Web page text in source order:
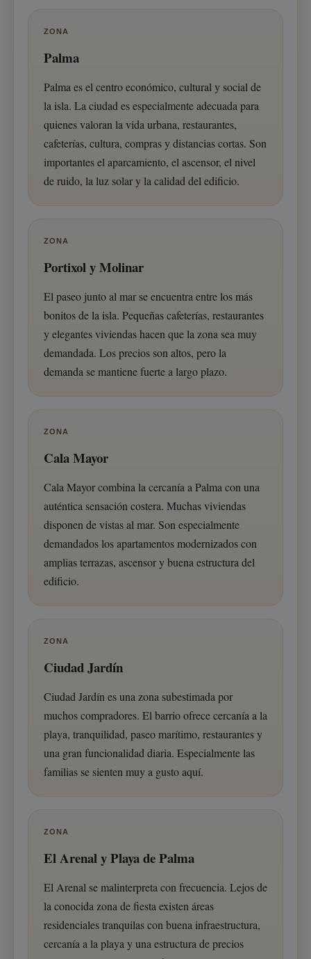
ZONA
Palma
Palma es el centro económico, cultural y social de
la isla. La ciudad es especialmente adecuada para
quienes valoran la vida urbana, restaurantes,
cafeterías, cultura, compras y distancias cortas. Son
importantes el aparcamiento, el ascensor, el nivel
de ruido, la luz solar y la calidad del edificio.
ZONA
Portixol y Molinar
El paseo junto al mar se encuentra entre los más
bonitos de la isla. Pequeñas cafeterías, restaurantes
y elegantes viviendas hacen que la zona sea muy
demandada. Los precios son altos, pero la
demanda se mantiene fuerte a largo plazo.
ZONA
Cala Mayor
Cala Mayor combina la cercanía a Palma con una
auténtica sensación costera. Muchas viviendas
disponen de vistas al mar. Son especialmente
demandados los apartamentos modernizados con
amplias terrazas, ascensor y buena estructura del
edificio.
ZONA
Ciudad Jardín
Ciudad Jardín es una zona subestimada por
muchos compradores. El barrio ofrece cercanía a la
playa, tranquilidad, paseo marítimo, restaurantes y
una gran funcionalidad diaria. Especialmente las
familias se sienten muy a gusto aquí.
ZONA
El Arenal y Playa de Palma
El Arenal se malinterpreta con frecuencia. Lejos de
la conocida zona de fiesta existen áreas
residenciales tranquilas con buena infraestructura,
cercanía a la playa y una estructura de precios